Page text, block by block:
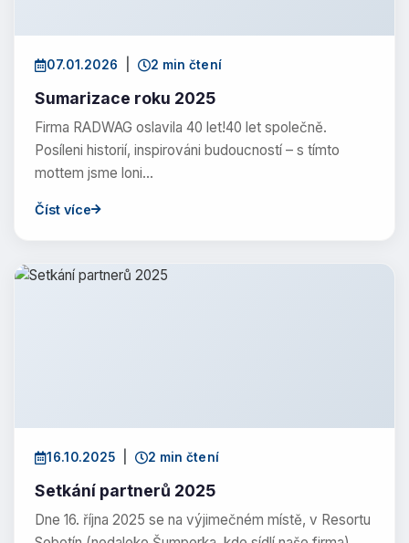
07.01.2026 2 min čtení
Sumarizace roku 2025
Firma RADWAG oslavila 40 let!40 let společně.
Posíleni historií, inspirováni budoucností – s tímto
mottem jsme loni…
Číst více
16.10.2025 2 min čtení
Setkání partnerů 2025
Dne 16. října 2025 se na výjimečném místě, v Resortu